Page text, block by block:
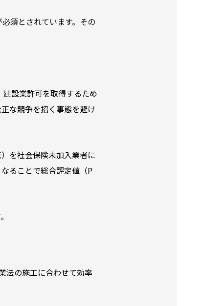
須とされています。その
設業許可を取得するため
な競争を招く事態を避け
を社会保険未加入業者に
ることで総合評定値（P
法の施工に合わせて効率